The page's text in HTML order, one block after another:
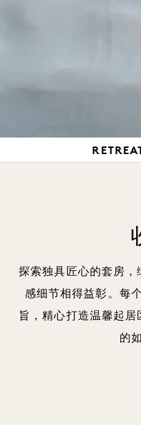
探索独具匠心的套房，
感细节相得益彰。每
旨，精心打造温馨起
的